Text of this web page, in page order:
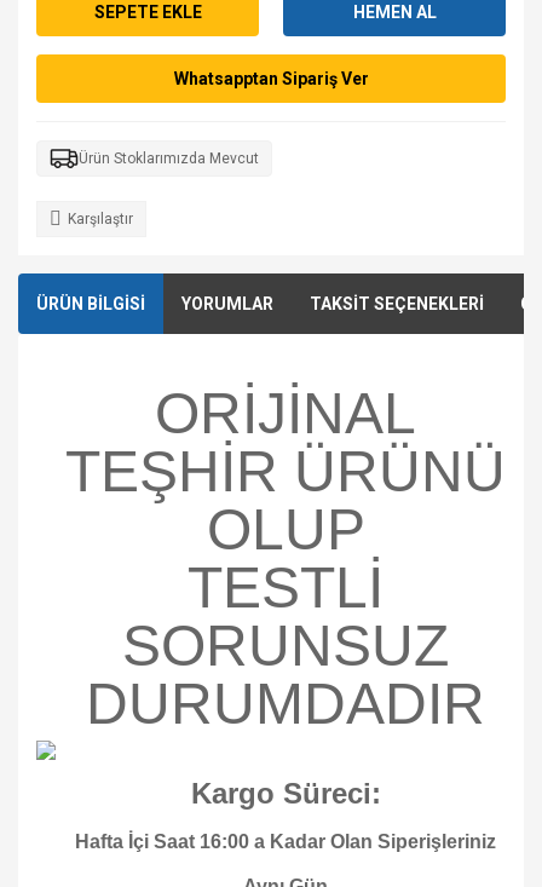
SEPETE EKLE HEMEN AL
Whatsapptan Sipariş Ver
Ürün Stoklarımızda Mevcut
Karşılaştır
ÜRÜN BİLGİSİ YORUMLAR TAKSİT SEÇENEKLERİ
ORİJİNAL
TEŞHİR ÜRÜNÜ
OLUP
TESTLİ
SORUNSUZ
DURUMDADIR
Kargo Süreci:
Hafta İçi Saat 16:00 a Kadar Olan Siperişleriniz